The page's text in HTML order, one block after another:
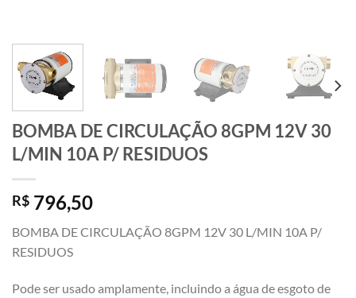
BOMBA DE CIRCULAÇÃO 8GPM 12V 30
L/MIN 10A P/ RESIDUOS
R$ 796,50
BOMBA DE CIRCULAÇÃO 8GPM 12V 30 L/MIN 10A P/
RESIDUOS
Pode ser usado amplamente, incluindo a água de esgoto de